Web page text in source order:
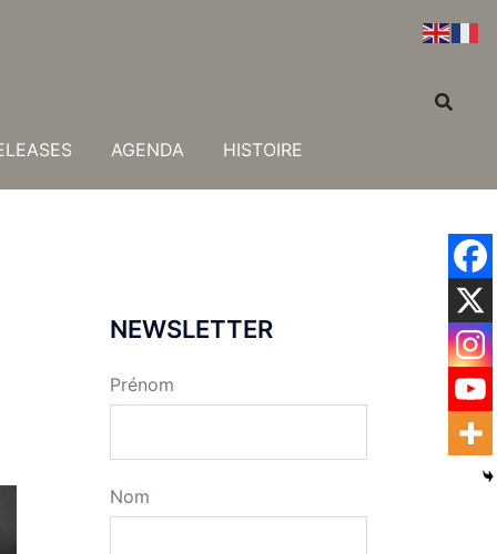
AGENDA HISTOIRE
NEWSLETTER
Prénom
Nom